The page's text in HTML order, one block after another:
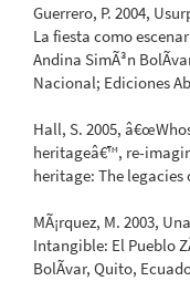
Guerrero, P. 2004,
La fiesta como
Andina SimÃ³n
Nacional; Ediciones
Hall, S. 2005,
heritageâ€™, re-
heritage: The legacies
MÃ¡rquez, M. 2003,
Intangible: El Pueblo
BolÃ­var, Quito,